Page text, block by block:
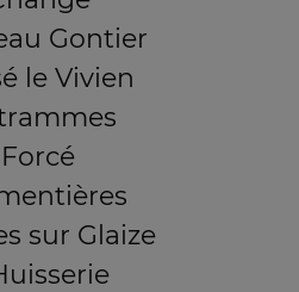
Gontier
le Vivien
Forcé
sur Glaize